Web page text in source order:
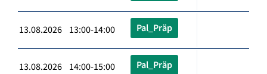
13.08.2026 13:00-14:00 Pal_Präp
13.08.2026 14:00-15:00 Pal_Präp